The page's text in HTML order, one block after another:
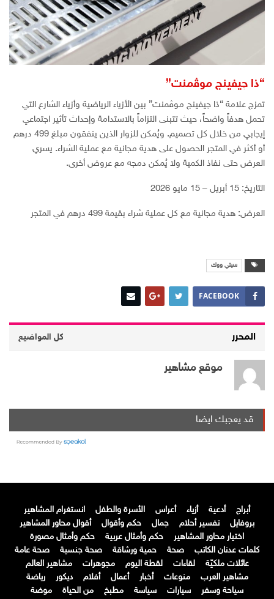
“ذا چيفينج موڤمنت”
تمزج علامة “ذا چيفينج موڤمنت” بين الأزياء الرياضية وأزياء الشارع التي
تحمل هدفاً واضحاً، حيث تتبنى التزاماً بالاستدامة وإحداث تأثير اجتماعي
إيجابي من خلال كل تصميم. ويُمكن للزوار الذين ينفقون مبلغ 499 درهم
أو أكثر في المتجر الحصول على هدية مجانية مع عملية الشراء. يسري
العرض حتى نفاذ الكمية ولا يُمكن دمجه مع عروض أخرى.
التاريخ: 15 أبريل – 15 مايو 2026
العرض: هدية مجانية مع كل عملية شراء بقيمة 499 درهم في المتجر
سيتي ووك
FACEBOOK
المحرر كل المواضيع
موقع مشاهير
قد يعجبك ايضا
أبراج أدعية أزياء أعراس الأسرة والطفل
انستغرام المشاهير
بروفايل
تفسير أحلام جمال حكم وأقوال
أقوال محاور المشاهير
اختيار محاور المشاهير
حكم وأمثال عربية
حكم وأمثال مصورة
كلمات عدنان الكاتب
صحة حمية ورشاقة صحة جنسية
صحة عامة
عائلات ملكيّة
لقاءات لقطة اليوم مجوهرات
مشاهير العالم
مشاهير العرب
منوعات أخبار أعمال أفلام ديكور
رياضة
سياحة وسفر
سيارات سياسة مطبخ من الحياة موضة